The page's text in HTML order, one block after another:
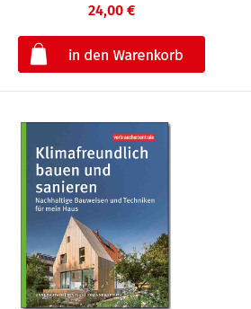
24,00 €